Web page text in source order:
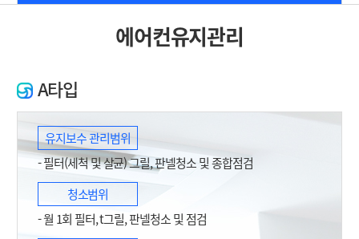
에어컨유지관리
A타입
유지보수 관리범위
- 필터(세척 및 살균) 그릴, 판넬청소 및 종합점검
청소범위
- 월 1회 필터, t그릴, 판넬청소 및 점검